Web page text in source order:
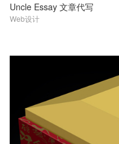
Uncle Essay 文章代写
Web设计